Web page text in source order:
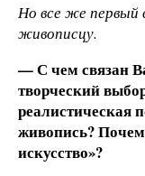
Но все же первый
живописцу.
— С чем связан
творческий
реалистическая
живопись?
искусство»?